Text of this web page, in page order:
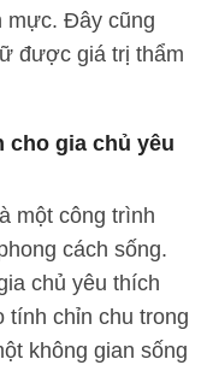
mực. Đây cũng
được giá trị thẩm
cho gia chủ yêu
một công trình
cách sống.
chủ yêu thích
tính chỉn chu trong
không gian sống